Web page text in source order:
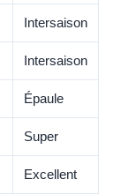
Intersaison
Intersaison
Épaule
Super
Excellent